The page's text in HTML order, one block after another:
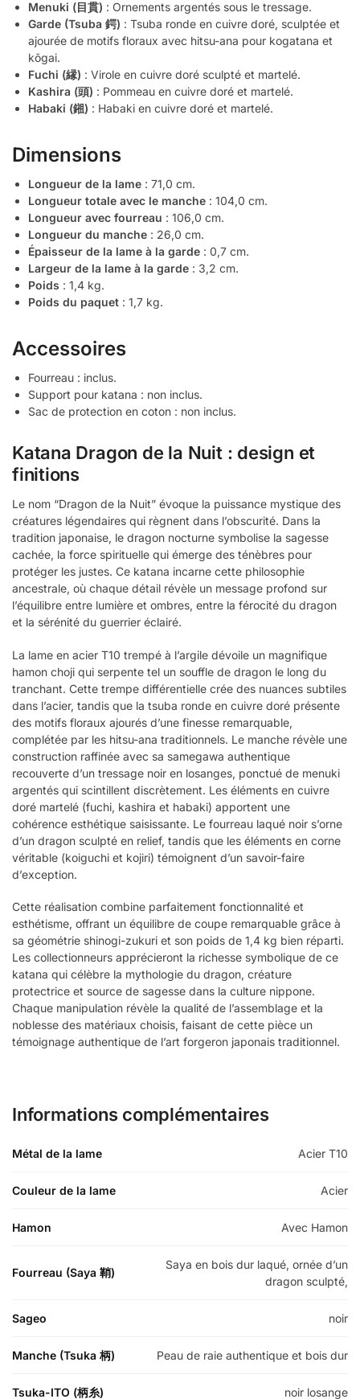
Menuki (目貫) : Ornements argentés sous le tressage.
Garde (Tsuba 鍔) : Tsuba ronde en cuivre doré, sculptée et
ajourée de motifs floraux avec hitsu-ana pour kogatana et
kōgai.
Fuchi (縁) : Virole en cuivre doré sculpté et martelé.
Kashira (頭) : Pommeau en cuivre doré et martelé.
Habaki (鎺) : Habaki en cuivre doré et martelé.
Dimensions
Longueur de la lame : 71,0 cm.
Longueur totale avec le manche : 104,0 cm.
Longueur avec fourreau : 106,0 cm.
Longueur du manche : 26,0 cm.
Épaisseur de la lame à la garde : 0,7 cm.
Largeur de la lame à la garde : 3,2 cm.
Poids : 1,4 kg.
Poids du paquet : 1,7 kg.
Accessoires
Fourreau : inclus.
Support pour katana : non inclus.
Sac de protection en coton : non inclus.
Katana Dragon de la Nuit : design et
finitions
Le nom “Dragon de la Nuit” évoque la puissance mystique des
créatures légendaires qui règnent dans l’obscurité. Dans la
tradition japonaise, le dragon nocturne symbolise la sagesse
cachée, la force spirituelle qui émerge des ténèbres pour
protéger les justes. Ce katana incarne cette philosophie
ancestrale, où chaque détail révèle un message profond sur
l’équilibre entre lumière et ombres, entre la férocité du dragon
et la sérénité du guerrier éclairé.
La lame en acier T10 trempé à l’argile dévoile un magnifique
hamon choji qui serpente tel un souffle de dragon le long du
tranchant. Cette trempe différentielle crée des nuances subtiles
dans l’acier, tandis que la tsuba ronde en cuivre doré présente
des motifs floraux ajourés d’une finesse remarquable,
complétée par les hitsu-ana traditionnels. Le manche révèle une
construction raffinée avec sa samegawa authentique
recouverte d’un tressage noir en losanges, ponctué de menuki
argentés qui scintillent discrètement. Les éléments en cuivre
doré martelé (fuchi, kashira et habaki) apportent une
cohérence esthétique saisissante. Le fourreau laqué noir s’orne
d’un dragon sculpté en relief, tandis que les éléments en corne
véritable (koiguchi et kojiri) témoignent d’un savoir-faire
d’exception.
Cette réalisation combine parfaitement fonctionnalité et
esthétisme, offrant un équilibre de coupe remarquable grâce à
sa géométrie shinogi-zukuri et son poids de 1,4 kg bien réparti.
Les collectionneurs apprécieront la richesse symbolique de ce
katana qui célèbre la mythologie du dragon, créature
protectrice et source de sagesse dans la culture nippone.
Chaque manipulation révèle la qualité de l’assemblage et la
noblesse des matériaux choisis, faisant de cette pièce un
témoignage authentique de l’art forgeron japonais traditionnel.
Informations complémentaires
Métal de la lame Acier T10
Couleur de la lame Acier
Hamon Avec Hamon
Fourreau (Saya 鞘)
Saya en bois dur laqué, ornée d’un
dragon sculpté,
Sageo noir
Manche (Tsuka 柄) Peau de raie authentique et bois dur
Tsuka-ITO (柄糸) noir losange